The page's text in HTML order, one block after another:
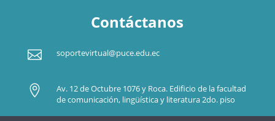
Contáctanos
 soportevirtual@puce.edu.ec

Av. 12 de Octubre 1076 y Roca. Edificio de la facultad
de comunicación, lingüística y literatura 2do. piso